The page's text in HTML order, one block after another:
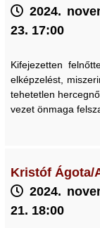
2024.
23. 17:00
Kifejezetten
elképzelést,
tehetetlen
vezet önmaga
Kristóf Ágota/
2024.
21. 18:00